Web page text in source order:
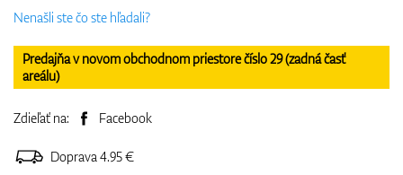
Nenašli ste čo ste hľadali?
Predajňa v novom obchodnom priestore číslo 29 (zadná časť
areálu)
Zdieľať na: Facebook
Doprava 4.95 €